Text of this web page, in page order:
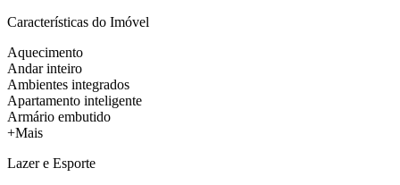
Características do Imóvel
Aquecimento
Andar inteiro
Ambientes integrados
Apartamento inteligente
Armário embutido
+Mais
Lazer e Esporte